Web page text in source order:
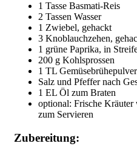
1 Tasse Basmati-Reis
2 Tassen Wasser
1 Zwiebel, gehackt
3 Knoblauchzehen,
1 grüne Paprika, in
200 g Kohlsprossen
1 TL Gemüsebrühepulver
Salz und Pfeffer nach
1 EL Öl zum Braten
optional: Frische
zum Servieren
Zubereitung: